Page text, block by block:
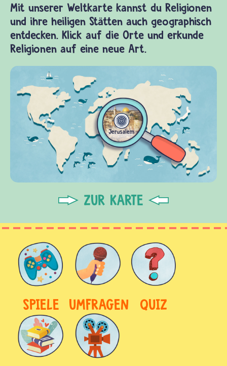
Mit unserer Weltkarte kannst du Religionen
und ihre heiligen Stätten auch geographisch
entdecken. Klick auf die Orte und erkunde
Religionen auf eine neue Art.
ZUR KARTE
SPIELE UMFRAGEN QUIZ